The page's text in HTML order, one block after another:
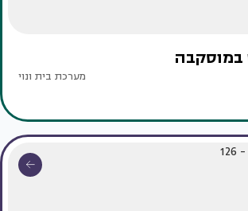
במוסקבה
מערכת בית ונוי